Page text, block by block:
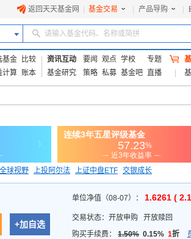
返回天天基金网 基金交易 产品导购
请输入基金代码、名称或简拼
基金
比较
计算 账本
资讯互动 要闻 观点 学校
专题
基金研究
策略 私募 基金吧 直播
球视野 上投阿尔法 上证中盘ETF 交银成长
+加自选
单位净值（08-07）： 1.6261 (
交易状态： 开放申购
开放赎回
购买手续费： 1.50% 0.15% 1折